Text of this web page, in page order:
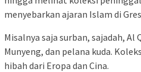
menyebarkan ajaran Islam di
Misalnya saja surban, sajadah, Al
Munyeng, dan pelana kuda.
hibah dari Eropa dan Cina.